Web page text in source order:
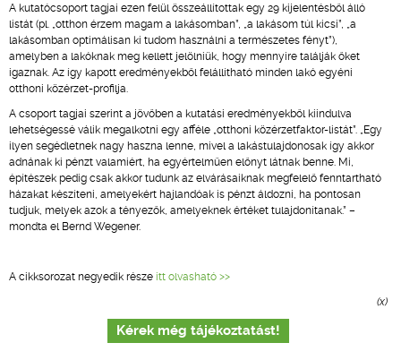
A kutatócsoport tagjai ezen felül összeállítottak egy 29 kijelentésből álló
listát (pl. „otthon érzem magam a lakásomban”, „a lakásom túl kicsi”, „a
lakásomban optimálisan ki tudom használni a természetes fényt”),
amelyben a lakóknak meg kellett jelölniük, hogy mennyire találják őket
igaznak. Az így kapott eredményekből felállítható minden lakó egyéni
otthoni közérzet-profilja.
A csoport tagjai szerint a jövőben a kutatási eredményekből kiindulva
lehetségessé válik megalkotni egy afféle „otthoni közérzetfaktor-listát”. „Egy
ilyen segédletnek nagy haszna lenne, mivel a lakástulajdonosak így akkor
adnának ki pénzt valamiért, ha egyértelműen előnyt látnak benne. Mi,
építészek pedig csak akkor tudunk az elvárásaiknak megfelelő fenntartható
házakat készíteni, amelyekért hajlandóak is pénzt áldozni, ha pontosan
tudjuk, melyek azok a tényezők, amelyeknek értéket tulajdonítanak.” –
mondta el Bernd Wegener.
A cikksorozat negyedik része itt olvasható >>
(x)
Kérek még tájékoztatást!